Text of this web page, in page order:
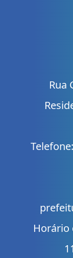
Rua
Horário